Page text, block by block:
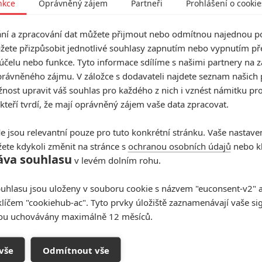
samostatného filmu s
blbečkové v nové upoutávce servírují klasickou
dva roky tedy fanoušci mohou vyrazit do kina.
se bude odehrávat v minulosti a odhalí, jak se z
představil v roce 2001 v prvním
občas chuť užvaněného Oslíka zardousit, přesto
už dostal další Shrekův parťák, Kocour v botách,
snímek režírují Charlie Bean (LEGO Ninjago
snímek celovečerním režijním debutem, avšak v
Oprávněný zájem Partneři Prohlášení o
a zpracování dat můžete přijmout nebo odmítnou najednou
přizpůsobit jednotlivé souhlasy zapnutím nebo vypnutím
nebo funkce. Tyto informace sdílíme s našimi partnery na
zájmu. V záložce s dodavateli najdete seznam našich
upravit váš souhlas pro každého z nich i vznést námitku
tvrdí, že mají oprávněný zájem vaše data zpracovat.
jsou relevantní pouze pro tuto konkrétní stránku. Vaše
kdykoli změnit na stránce s ochranou osobních údajů nebo
souhlasu v levém dolním rohu.
jsou uloženy v souboru cookie s názvem "euconsent-v2"
"cookiehub-ac". Tyto prvky úložiště zaznamenávají vaše
uchovávány maximálně 12 měsíců.
Odmítnout vše